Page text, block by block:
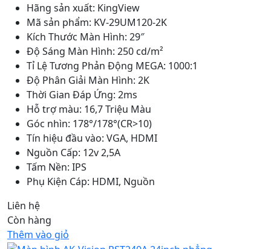
Hãng sản xuất: KingView
Mã sản phẩm: KV-29UM120-2K
Kích Thước Màn Hình: 29″
Độ Sáng Màn Hình: 250 cd/m²
Tỉ Lệ Tương Phản Động MEGA: 1000:1
Độ Phân Giải Màn Hình: 2K
Thời Gian Đáp Ứng: 2ms
Hỗ trợ màu: 16,7 Triệu Màu
Góc nhìn: 178°/178°(CR>10)
Tín hiệu đầu vào: VGA, HDMI
Nguồn Cấp: 12v 2,5A
Tấm Nền: IPS
Phụ Kiện Cáp: HDMI, Nguồn
Liên hệ
Còn hàng
Thêm vào giỏ